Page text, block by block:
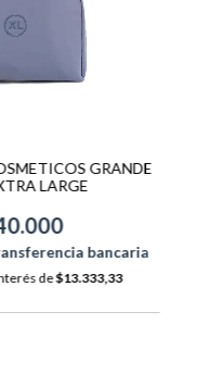
GRANDE
LARGE
bancaria
de$13.333,33